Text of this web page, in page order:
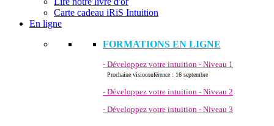
Carte cadeau iRiS Intuition
En ligne
FORMATIONS EN LIGNE
- Développez votre intuition - Niveau 1
Prochaine visioconférence : 16 septembre
- Développez votre intuition - Niveau 2
- Développez votre intuition - Niveau 3